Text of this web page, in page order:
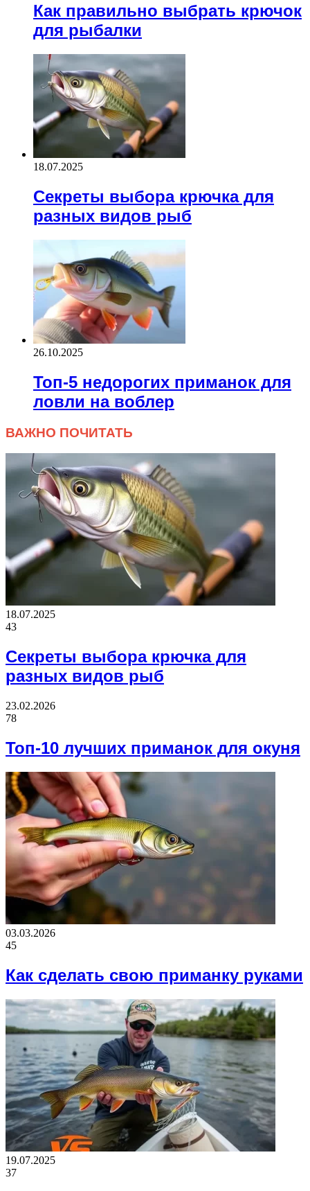
Как правильно выбрать крючок
для рыбалки
18.07.2025
Секреты выбора крючка для
разных видов рыб
26.10.2025
Топ-5 недорогих приманок для
ловли на воблер
ВАЖНО ПОЧИТАТЬ
18.07.2025
43
Секреты выбора крючка для
разных видов рыб
23.02.2026
78
Топ-10 лучших приманок для окуня
03.03.2026
45
Как сделать свою приманку руками
19.07.2025
37